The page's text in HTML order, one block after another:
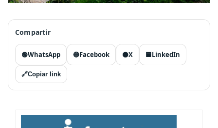
Compartir
🟢WhatsApp 🔵Facebook ⚫X 🟦LinkedIn
🔗Copiar link